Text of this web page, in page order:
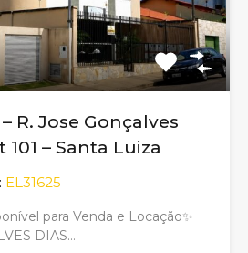
R. Jose Gonçalves
101 – Santa Luiza
EL31625
para Venda e Locação✨
DIAS…